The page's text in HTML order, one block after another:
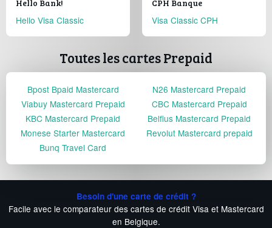
Hello Bank!
Hello Visa Classic
CPH Banque
Visa Classic CPH
Toutes les cartes Prepaid
Bpost Bpaid Mastercard
N26 Mastercard Prepaid
Viabuy Mastercard Prepaid
CBC Mastercard Prepaid
KBC Mastercard Prepaid
Belfius Mastercard Prepaid
Monese Starter Mastercard
Revolut Mastercard prepaid
Bunq Travel Card
Besoin d'une carte de crédit ?
Facile avec le comparateur des cartes de crédit Visa et Mastercard
en Belgique.